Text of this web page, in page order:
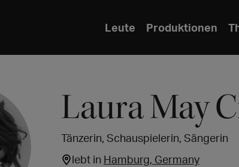
Leute Produktionen
Laura May
Tänzerin, Schauspielerin, Sängerin
lebt in Hamburg, Germany